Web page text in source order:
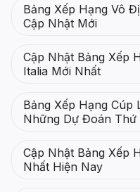
Bảng Xếp Hạng Vô
Cập Nhật Mới
Cập Nhật Bảng Xếp
Italia Mới Nhất
Bảng Xếp Hạng Cúp
Những Dự Đoán Thứ
Cập Nhật Bảng Xếp
Nhất Hiện Nay